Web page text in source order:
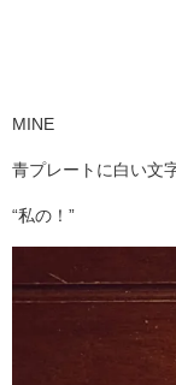
MINE
青プレートに白い文
“私の！”